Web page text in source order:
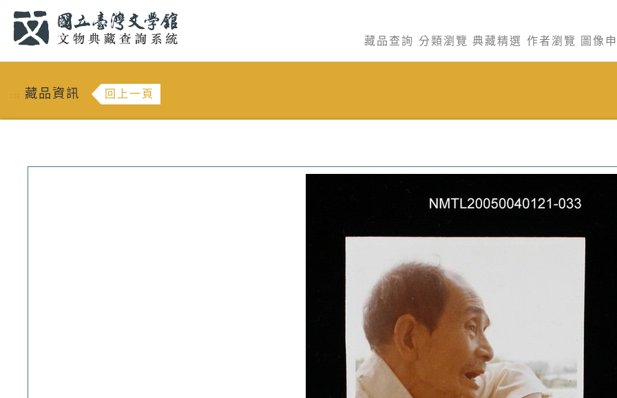
藏品查詢 分類瀏覽 典藏精選 作者瀏覽 圖像
::: 藏品資訊 回上一頁